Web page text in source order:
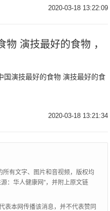
区的某别墅区现身，一路乘车前
2020-03-18 13:22:09
物 演技最好的食物 ​​​，
国演技最好的食物 演技最好的食
2020-03-18 13:21:34
所有文字、图片和音视频，版权均
：华人健康网”，并附上原文链
表本网传播该消息，并不代表赞同